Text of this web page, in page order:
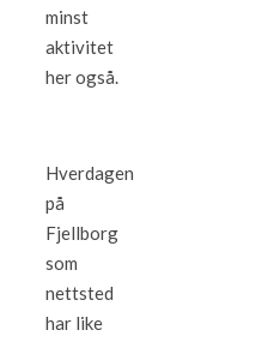
minst
aktivitet
her også.
Hverdagen
på
Fjellborg
som
nettsted
har like